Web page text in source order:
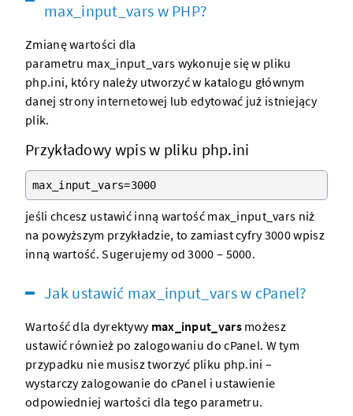
max_input_vars w PHP?
Zmianę wartości dla
parametru max_input_vars wykonuje się w pliku
php.ini, który należy utworzyć w katalogu głównym
danej strony internetowej lub edytować już istniejący
plik.
Przykładowy wpis w pliku php.ini
max_input_vars=3000
jeśli chcesz ustawić inną wartość max_input_vars niż
na powyższym przykładzie, to zamiast cyfry 3000 wpisz
inną wartość. Sugerujemy od 3000 – 5000.
Jak ustawić max_input_vars w cPanel?
Wartość dla dyrektywy max_input_varsmożesz
ustawić również po zalogowaniu do cPanel. W tym
przypadku nie musisz tworzyć pliku php.ini –
wystarczy zalogowanie do cPanel i ustawienie
odpowiedniej wartości dla tego parametru.